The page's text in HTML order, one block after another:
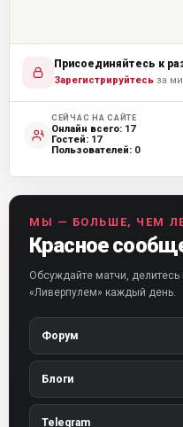
Присоединяйтесь к
Зарегистрируйтесь за
СЕЙЧАС НА САЙТЕ
Онлайн всего: 17
Гостей: 17
Пользователей: 0
МЫ — БОЛЬШЕ, ЧЕМ
Красное
Обсуждайте матчи,
«Ливерпулем» каждый день.
Форум
Блоги
Telegram